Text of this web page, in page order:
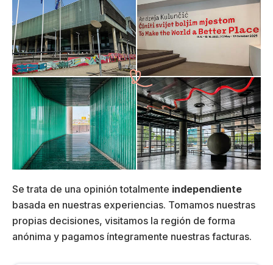
Se trata de una opinión totalmente independiente
basada en nuestras experiencias. Tomamos nuestras
propias decisiones, visitamos la región de forma
anónima y pagamos íntegramente nuestras facturas.